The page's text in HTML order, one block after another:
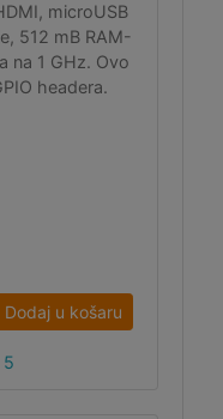
microUSB
512 mB RAM-
na 1 GHz. Ovo
headera.
Dodaj u košaru
5